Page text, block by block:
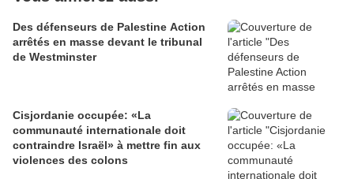
Des défenseurs de Palestine Action
arrêtés en masse devant le tribunal
de Westminster
Cisjordanie occupée: «La
communauté internationale doit
contraindre Israël» à mettre fin aux
violences des colons